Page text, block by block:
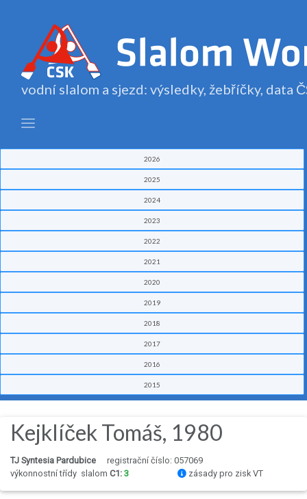
vodní slalom a sjezd: výsledky, žebříčky, data
2026
2025
2024
2023
2022
2021
2020
2019
2018
2017
2016
2015
Kejklíček Tomáš, 1980
TJ Syntesia Pardubice
registrační číslo: 057069
výkonnostní třídy slalom C1: 3 zásady pro zisk VT